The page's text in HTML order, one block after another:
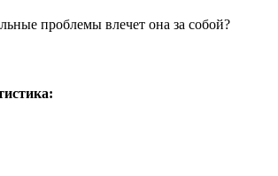
проблемы влечет она за собой?